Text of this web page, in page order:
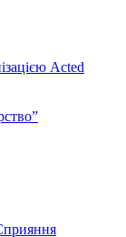
Acted